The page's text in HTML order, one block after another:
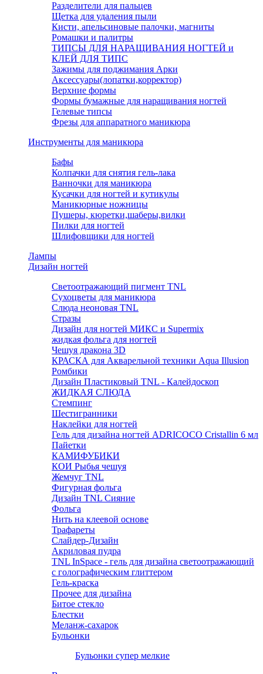
Разделители для пальцев
Щетка для удаления пыли
Кисти, апельсиновые палочки, магниты
Ромашки и палитры
ТИПСЫ ДЛЯ НАРАЩИВАНИЯ НОГТЕЙ и
КЛЕЙ ДЛЯ ТИПС
Зажимы для поджимания Арки
Аксессуары(лопатки,корректор)
Верхние формы
Формы бумажные для наращивания ногтей
Гелевые типсы
Фрезы для аппаратного маникюра
Инструменты для маникюра
Бафы
Колпачки для снятия гель-лака
Ванночки для маникюра
Кусачки для ногтей и кутикулы
Маникюрные ножницы
Пушеры, кюретки,шаберы,вилки
Пилки для ногтей
Шлифовщики для ногтей
Лампы
Дизайн ногтей
Светоотражающий пигмент TNL
Сухоцветы для маникюра
Слюда неоновая TNL
Стразы
Дизайн для ногтей МИКС и Supermix
жидкая фольга для ногтей
Чешуя дракона 3D
КРАСКА для Акварельной техники Aqua Illusion
Ромбики
Дизайн Пластиковый TNL - Калейдоскоп
ЖИДКАЯ СЛЮДА
Стемпинг
Шестигранники
Наклейки для ногтей
Гель для дизайна ногтей ADRICOCO Cristallin 6 мл
Пайетки
КАМИФУБИКИ
КОИ Рыбья чешуя
Жемчуг TNL
Фигурная фольга
Дизайн TNL Сияние
Фольга
Нить на клеевой основе
Трафареты
Слайдер-Дизайн
Акриловая пудра
TNL InSpace - гель для дизайна светоотражающий
с голографическим глиттером
Гель-краска
Прочее для дизайна
Битое стекло
Блестки
Меланж-сахарок
Бульонки
Бульонки супер мелкие